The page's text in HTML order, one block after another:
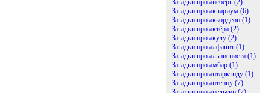
Загадки про айсберг (2)
Загадки про аквариум (6)
Загадки про аккордеон (1)
Загадки про актёра (2)
Загадки про акулу (2)
Загадки про алфавит (1)
Загадки про альписниста (1)
Загадки про амбар (1)
Загадки про антарктиду (1)
Загадки про антенну (7)